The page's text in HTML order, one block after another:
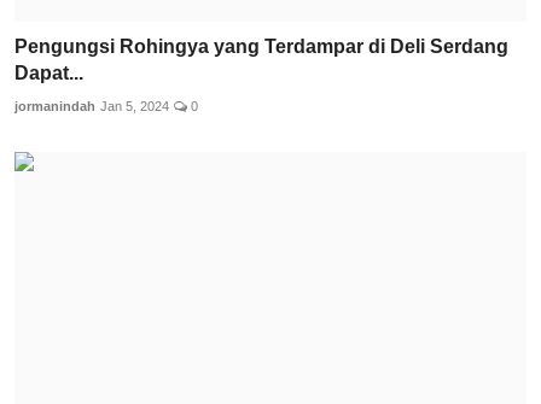
Pengungsi Rohingya yang Terdampar di Deli Serdang
Dapat...
jormanindah Jan 5, 2024 0